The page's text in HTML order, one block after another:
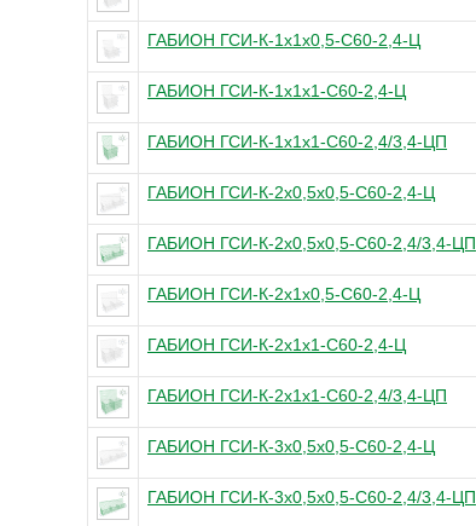
ГАБИОН ГСИ-К-1х1х0,5-С60-2,4-Ц
ГАБИОН ГСИ-К-1х1х1-С60-2,4-Ц
ГАБИОН ГСИ-К-1х1х1-С60-2,4/3,4-ЦП
ГАБИОН ГСИ-К-2х0,5х0,5-С60-2,4-Ц
ГАБИОН ГСИ-К-2х0,5х0,5-С60-2,4/3,4-ЦП
ГАБИОН ГСИ-К-2х1х0,5-С60-2,4-Ц
ГАБИОН ГСИ-К-2х1х1-С60-2,4-Ц
ГАБИОН ГСИ-К-2х1х1-С60-2,4/3,4-ЦП
ГАБИОН ГСИ-К-3х0,5х0,5-С60-2,4-Ц
ГАБИОН ГСИ-К-3х0,5х0,5-С60-2,4/3,4-ЦП